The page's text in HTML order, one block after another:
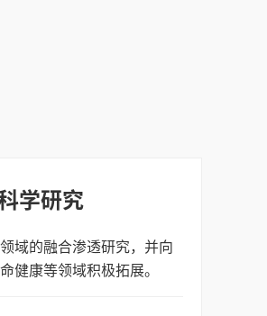
学研究
域的融合渗透研究，并向
健康等领域积极拓展。